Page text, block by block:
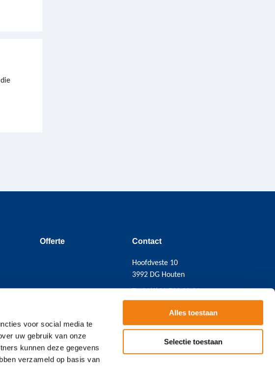
voor social media te
uw gebruik van onze
kunnen deze gegevens
verzameld op basis van
Alles toestaan
Selectie toestaan
Offerte Contact
Hoofdveste 10
3992 DG Houten
KVK 39092300